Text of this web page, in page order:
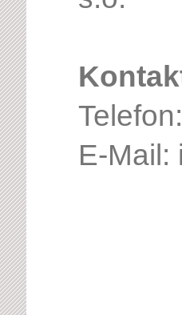
Telefon:
E-Mail: